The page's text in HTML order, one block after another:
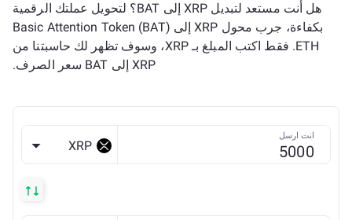
هل أنت مستعد لتبديل XRP إلى BAT؟ لتحويل عملتك الرقمية
بكفاءة، جرب محول XRP إلى Basic Attention Token (BAT)
ETH. فقط اكتب المبلغ بـ XRP، وسوف تظهر لك حاسبتنا من
XRP إلى BAT سعر الصرف.
انت ارسل
XRP